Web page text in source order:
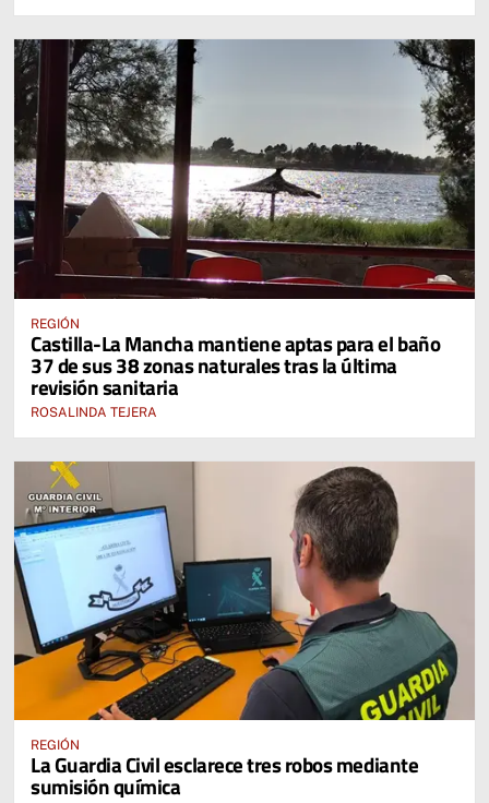
REGIÓN
Castilla-La Mancha mantiene aptas para el baño
37 de sus 38 zonas naturales tras la última
revisión sanitaria
ROSALINDA TEJERA
REGIÓN
La Guardia Civil esclarece tres robos mediante
sumisión química